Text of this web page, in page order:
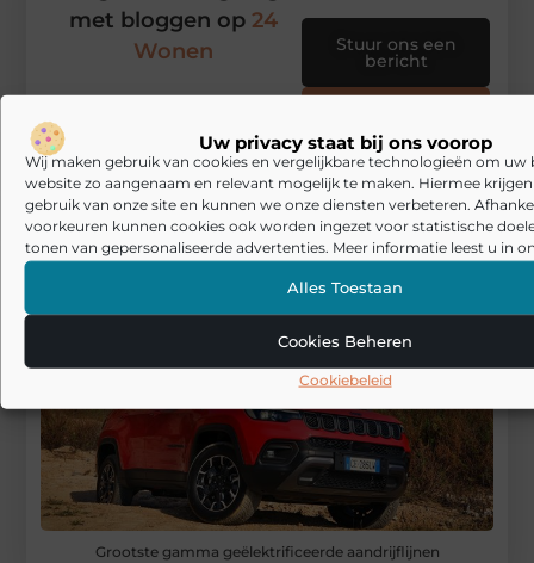
Uw privacy staat bij ons voorop
Wij maken gebruik van cookies en vergelijkbare technologieën om uw
website zo aangenaam en relevant mogelijk te maken. Hiermee
gebruik van onze site en kunnen we onze diensten verbeteren.
voorkeuren kunnen cookies ook worden ingezet voor statistische
tonen van gepersonaliseerde advertenties. Meer informatie leest u in
Alles Toestaan
Cookies Beheren
Cookiebeleid
Grootste gamma geëlektrificeerde aandrijflijnen
met bloggen op 24
Wonen
Stuur ons een
bericht